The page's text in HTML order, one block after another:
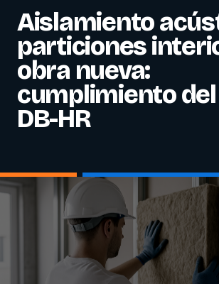
Aislamiento
particiones
obra nueva:
cumplimiento del
DB-HR